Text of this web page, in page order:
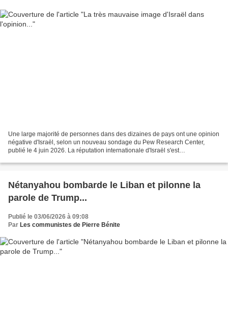
Une large majorité de personnes dans des dizaines de pays ont une opinion
négative d'Israël, selon un nouveau sondage du Pew Research Center,
publié le 4 juin 2026. La réputation internationale d'Israël s'est
Nétanyahou bombarde le Liban et pilonne la
parole de Trump...
Publié le 03/06/2026 à 09:08
Par Les communistes de Pierre Bénite